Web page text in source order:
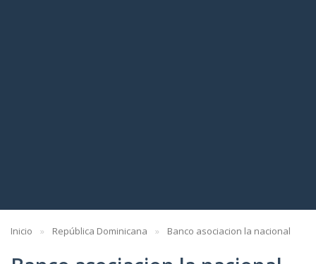
Inicio República Dominicana Banco asociacion la nacional